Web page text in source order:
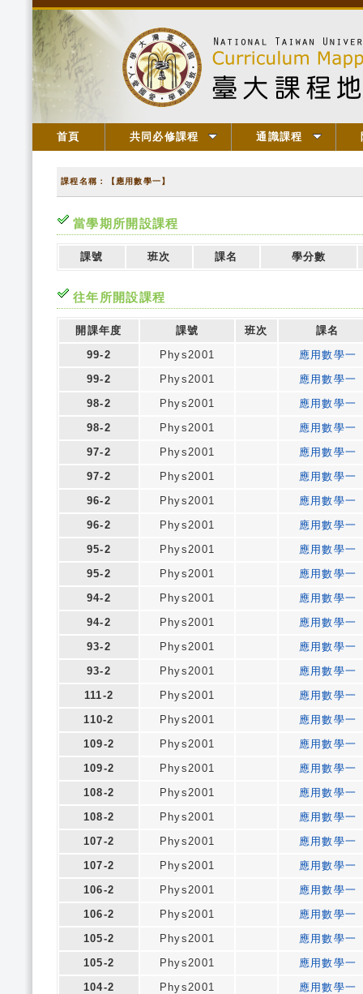
首頁 共同必修課程 通識課程
課程名稱：【應用數學一】
當學期所開設課程
課號 班次 課名 學分數
往年所開設課程
開課年度 課號 班次
課名
99-2
Phys2001
應用數學一
99-2
Phys2001
應用數學一
98-2
Phys2001
應用數學一
98-2
Phys2001
應用數學一
97-2
Phys2001
應用數學一
97-2
Phys2001
應用數學一
96-2
Phys2001
應用數學一
96-2
Phys2001
應用數學一
95-2
Phys2001
應用數學一
95-2
Phys2001
應用數學一
94-2
Phys2001
應用數學一
94-2
Phys2001
應用數學一
93-2
Phys2001
應用數學一
93-2
Phys2001
應用數學一
111-2
Phys2001
應用數學一
110-2
Phys2001
應用數學一
109-2
Phys2001
應用數學一
109-2
Phys2001
應用數學一
108-2
Phys2001
應用數學一
108-2
Phys2001
應用數學一
107-2
Phys2001
應用數學一
107-2
Phys2001
應用數學一
106-2
Phys2001
應用數學一
106-2
Phys2001
應用數學一
105-2
Phys2001
應用數學一
105-2
Phys2001
應用數學一
104-2
Phys2001
應用數學一